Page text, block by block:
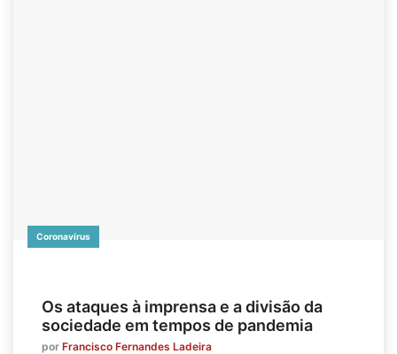
Coronavírus
Os ataques à imprensa e a divisão da
sociedade em tempos de pandemia
por Francisco Fernandes Ladeira